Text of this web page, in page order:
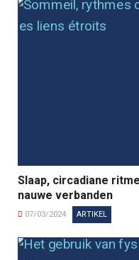
Slaap, circadiane
nauwe verbanden
07/03/2024 ARTIKEL